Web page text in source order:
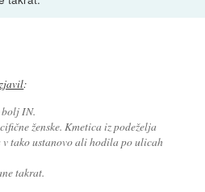
:
bolj IN.
ženske. Kmetica iz podeželja
tako ustanovo ali hodila po ulicah
takrat.